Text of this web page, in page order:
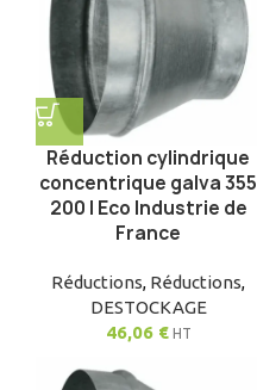
Réduction cylindrique
concentrique galva 355
200 | Eco Industrie de
France
Réductions, Réductions,
DESTOCKAGE
46,06 € HT